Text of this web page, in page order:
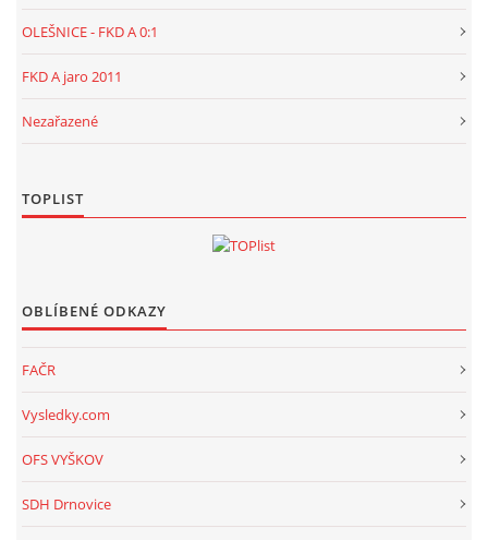
OLEŠNICE - FKD A 0:1
FKD A jaro 2011
Nezařazené
TOPLIST
OBLÍBENÉ ODKAZY
FAČR
Vysledky.com
OFS VYŠKOV
SDH Drnovice